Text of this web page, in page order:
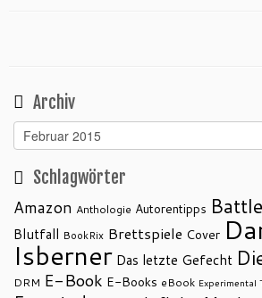
Archiv
Archiv
Schlagwörter
Amazon Anthologie Autorentipps
Blutfall BookRix Brettspiele Cover
Isberner Das letzte Gefecht
DRM E-Book E-Books eBook Experimental